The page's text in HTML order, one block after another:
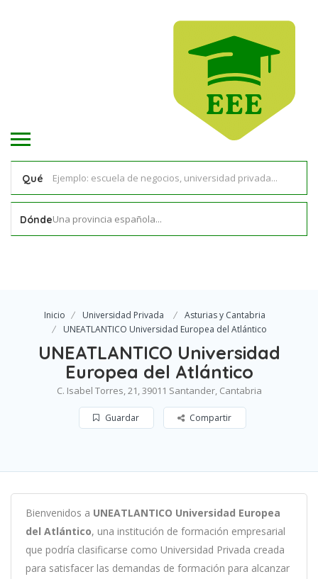
Qué
DóndeUna provincia española...
Inicio Universidad Privada
Asturias y Cantabria
UNEATLANTICO Universidad Europea del Atlántico
UNEATLANTICO Universidad
Europea del Atlántico
C. Isabel Torres, 21, 39011 Santander, Cantabria
Guardar Compartir
Bienvenidos a UNEATLANTICO Universidad Europea
del Atlántico, una institución de formación empresarial
que podría clasificarse como Universidad Privada creada
para satisfacer las demandas de formación para alcanzar